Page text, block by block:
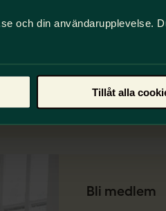
och din användarupplevelse.
Tillåt alla
Bli medlem